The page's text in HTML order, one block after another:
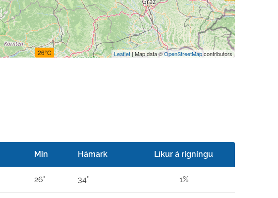
26°C Leaflet| Map data ©OpenStreetMapcontributors
Min Hámark Líkur á rigningu
26° 34° 1%